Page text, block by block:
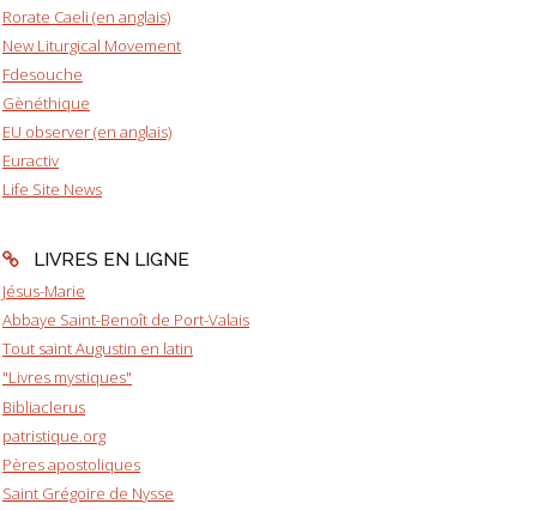
Rorate Caeli (en anglais)
New Liturgical Movement
Fdesouche
Gènéthique
EU observer (en anglais)
Euractiv
Life Site News
LIVRES EN LIGNE
Jésus-Marie
Abbaye Saint-Benoît de Port-Valais
Tout saint Augustin en latin
"Livres mystiques"
Bibliaclerus
patristique.org
Pères apostoliques
Saint Grégoire de Nysse